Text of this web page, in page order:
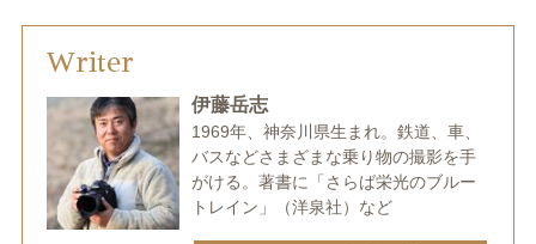
Writer
伊藤岳志
1969年、神奈川県生まれ。鉄道、車、
バスなどさまざまな乗り物の撮影を手
がける。著書に「さらば栄光のブルー
トレイン」（洋泉社）など